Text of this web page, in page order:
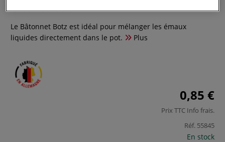
Le Bâtonnet Botz est idéal pour mélanger les émaux
liquides directement dans le pot.
Plus
0,85 €
Prix TTC Info frais.
Réf. 55845
En stock